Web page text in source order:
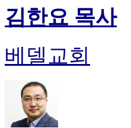
김한요 목사
베델교회